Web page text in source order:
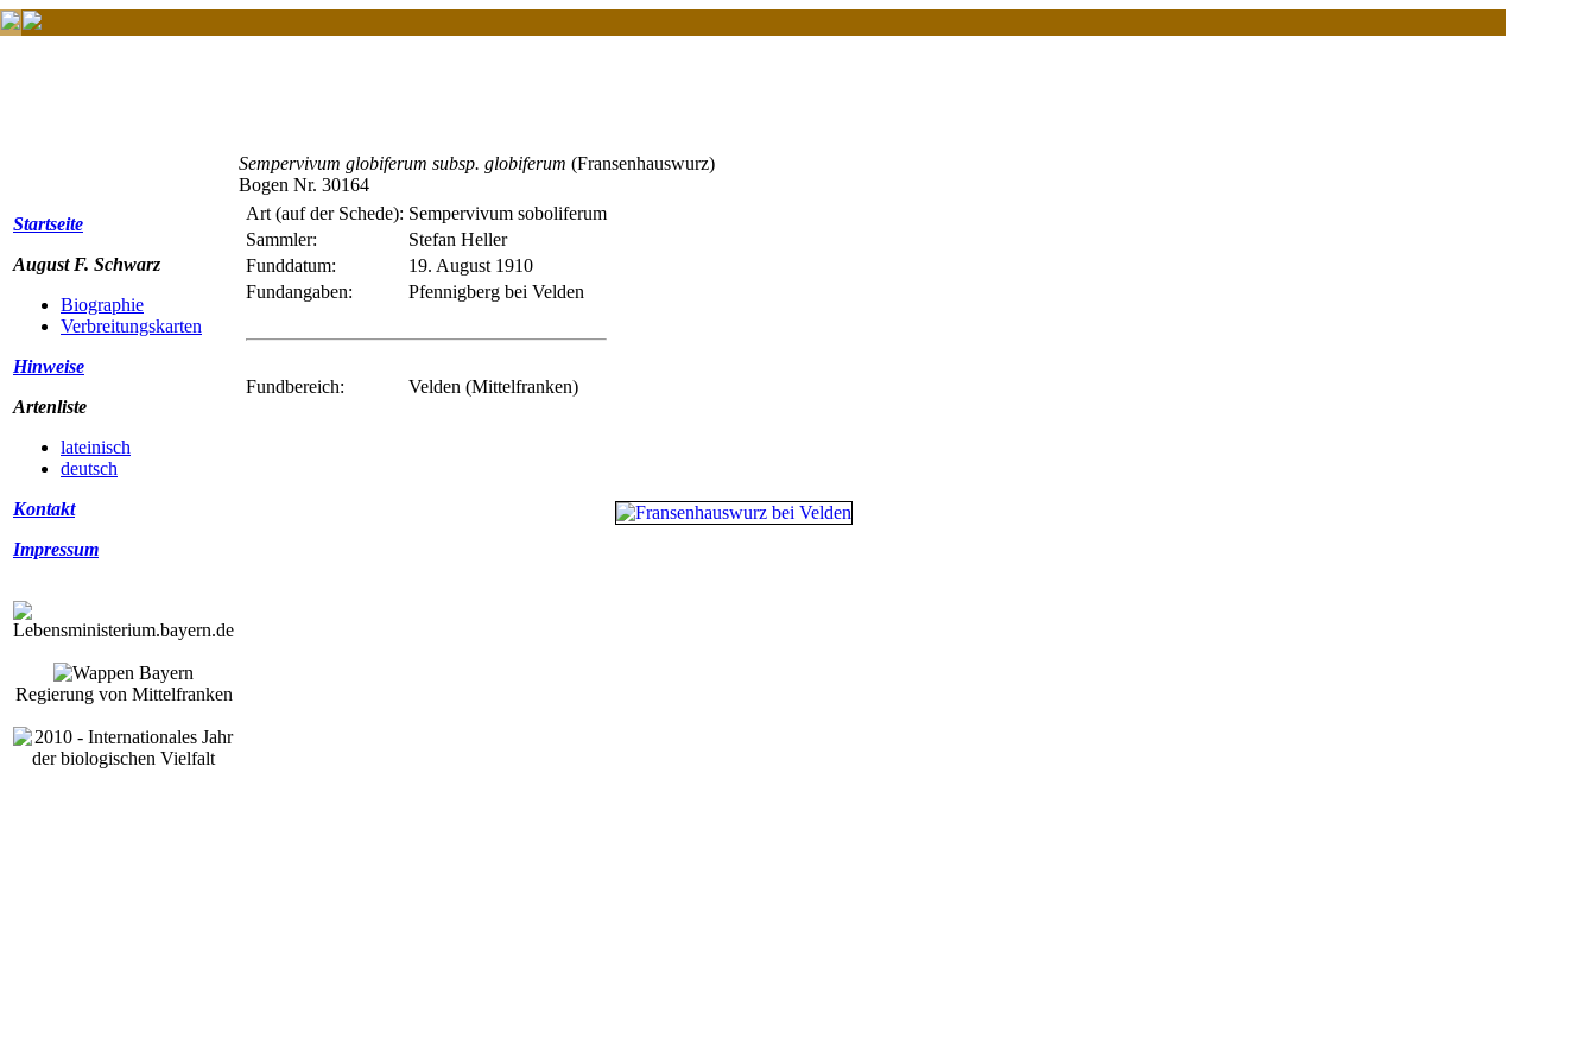
Startseite
August F. Schwarz
Biographie
Verbreitungskarten
Hinweise
Artenliste
lateinisch
deutsch
Kontakt
Impressum
Regierung von Mittelfranken
Sempervivum globiferum subsp. globiferum (Fransenhauswurz)
Bogen Nr. 30164
Art (auf der Schede): Sempervivum soboliferum
Sammler:
Stefan Heller
Funddatum:
19. August 1910
Fundangaben:
Pfennigberg bei Velden
Fundbereich: Velden (Mittelfranken)